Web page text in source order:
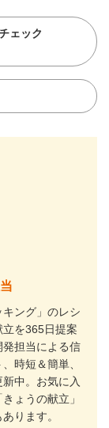
ェック
ング」のレシ
を365日提案
発担当による信
時短＆簡単、
中。お気に入
ょうの献立」
ります。